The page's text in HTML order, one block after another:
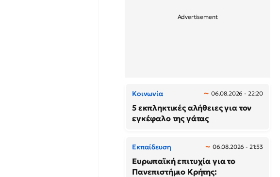
Κοινωνία 06.08.2026 - 22:20
5 εκπληκτικές αλήθειες για τον
εγκέφαλο της γάτας
Εκπαίδευση 06.08.2026 - 21:53
Ευρωπαϊκή επιτυχία για το
Πανεπιστήμιο Κρήτης: